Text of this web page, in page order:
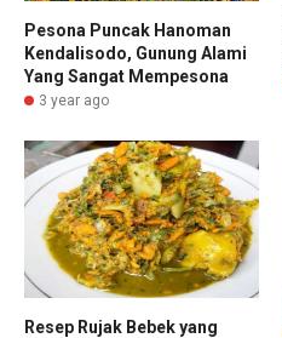
Pesona Puncak Hanoman
Kendalisodo, Gunung Alami
Yang Sangat Mempesona
3 year ago
Resep Rujak Bebek yang